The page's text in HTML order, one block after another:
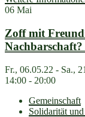
06 Mai
Zoff mit
Fr., 06.05.22 - Sa.,
14:00 - 20:00
Gemeinschaft
Solidarität